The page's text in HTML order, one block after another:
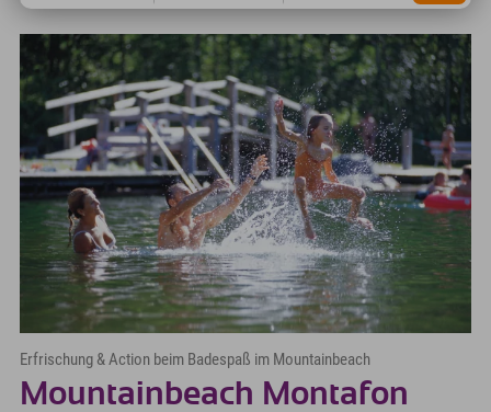
Erfrischung & Action beim Badespaß im Mountainbeach
Mountainbeach Montafon